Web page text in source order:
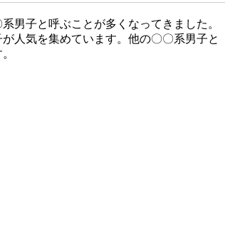
男子と呼ぶことが多くなってきました。
人気を集めています。他の〇〇系男子と